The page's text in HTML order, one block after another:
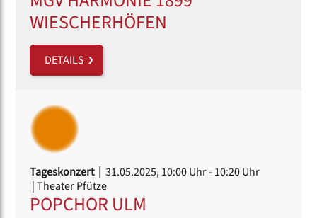
WIESCHERHÖFEN
DETAILS
Tageskonzert | 31.05.2025, 10:00 Uhr- 10:20 Uhr
| Theater Pfütze
POPCHOR ULM